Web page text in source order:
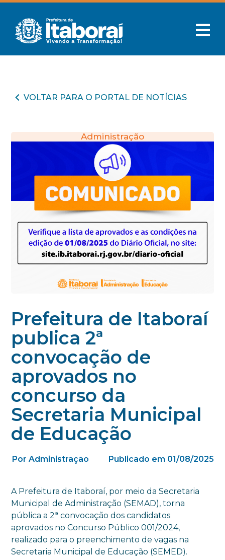
VOLTAR PARA O PORTAL DE NOTÍCIAS
Administração
Prefeitura de Itaboraí
publica 2ª
convocação de
aprovados no
concurso da
Secretaria Municipal
de Educação
Por Administração Publicado em 01/08/2025
A Prefeitura de Itaboraí, por meio da Secretaria
Municipal de Administração (SEMAD), torna
pública a 2ª convocação dos candidatos
aprovados no Concurso Público 001/2024,
realizado para o preenchimento de vagas na
Secretaria Municipal de Educação (SEMED).